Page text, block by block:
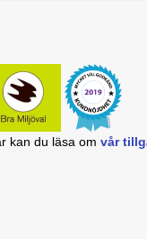
kan du läsa om vår